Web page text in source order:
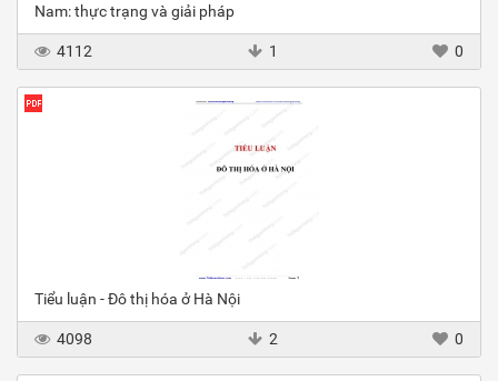
Nam: thực trạng và giải pháp
4112 1 0
Tiểu luận - Đô thị hóa ở Hà Nội
4098 2 0